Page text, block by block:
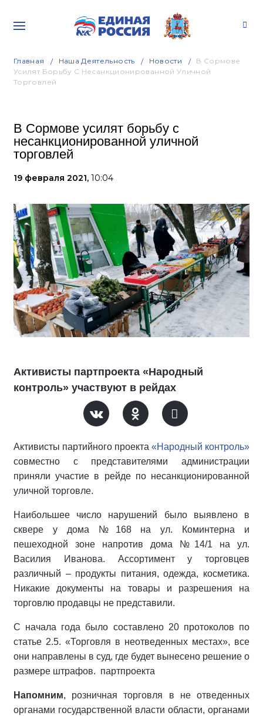
Главная Наша Деятельность Новости
В Сормове
Усилят Борьбу С Несанкционированной Уличной
Торговлей
В Сормове усилят борьбу с
несанкционированной уличной
торговлей
19 февраля 2021, 10:04
Активисты партпроекта «Народный
контроль» участвуют в рейдах
Активисты партийного проекта «Народный контроль»
совместно с представителями администрации
приняли участие в рейде по несанкционированной
уличной торговле.
Наибольшее число нарушений было выявлено в
сквере у дома №168 на ул. Коминтерна и
пешеходной зоне напротив дома №14/1 на ул.
Василия Иванова. Ассортимент у торговцев
различный – продукты питания, одежда, косметика.
Никакие документы на товары и разрешения на
торговлю продавцы не представили.
С начала года было составлено 20 протоколов по
статье 2.5. «Торговля в неотведенных местах», все
они направлены в суд, где будет вынесено решение о
размере штрафов. партпроекта
Напомним, розничная торговля в не отведенных
органами государственной власти области, органами